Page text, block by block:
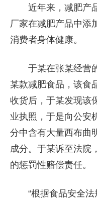
近年来，减肥产品
厂家在减肥产品中添
消费者身体健康。
于某在张某经营的
某款减肥食品，该食
收货后，于某发现该
业执照，于是向公安
分中含有大量西布曲
成分。于某诉至法院
的惩罚性赔偿责任。
“根据食品安全法